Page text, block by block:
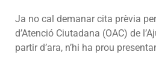
Ja no cal demanar cita prèvia
d’Atenció Ciutadana (OAC) de
partir d’ara, n’hi ha prou